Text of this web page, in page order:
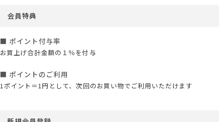
会員特典
■ ポイント付与率
お買上げ合計金額の１％を付与
■ ポイントのご利用
1ポイント＝1円として、次回のお買い物でご利用いただけます